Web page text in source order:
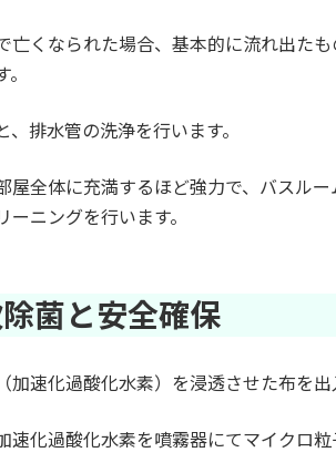
亡くなられた場合、基本的に流れ出た
、排水管の洗浄を行います。
屋全体に充満するほど強力で、バスル
ーニングを行います。
菌と安全確保
加速化過酸化水素）を浸透させた布を
速化過酸化水素を噴霧器にてマイクロ